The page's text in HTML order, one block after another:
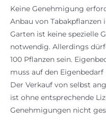
Keine Genehmigung
Anbau von Tabakpflanzen
Garten ist keine spezielle
notwendig. Allerdings
100 Pflanzen sein.
muss auf den
Der Verkauf von selbst
ist ohne entsprechende
Genehmigungen nicht